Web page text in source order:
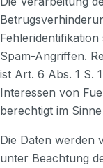
Spam-Angriffen.
ist Art. 6 Abs. 1 S.
Interessen von
berechtigt im
Die Daten werden
unter Beachtung